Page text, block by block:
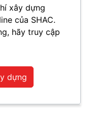
xây dựng
của SHAC.
hãy truy cập
dựng